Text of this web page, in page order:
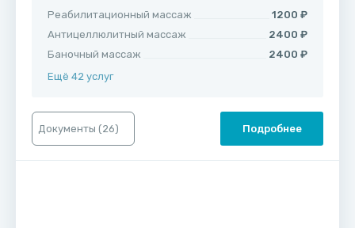
Реабилитационный массаж
1200 ₽
Антицеллюлитный массаж
2400 ₽
Баночный массаж
2400 ₽
Ещё 42 услуг
Документы (26) Подробнее